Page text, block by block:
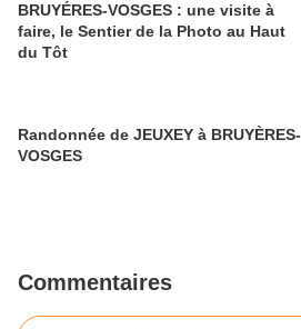
BRUYÉRES-VOSGES : une visite à
faire, le Sentier de la Photo au Haut
du Tôt
Randonnée de JEUXEY à BRUYÈRES-
VOSGES
Commentaires